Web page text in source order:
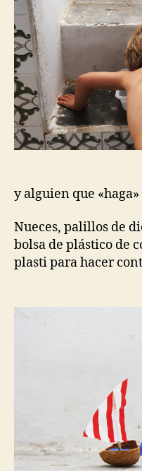
y alguien que
Nueces, palillos de
bolsa de plástico de
plasti para hacer